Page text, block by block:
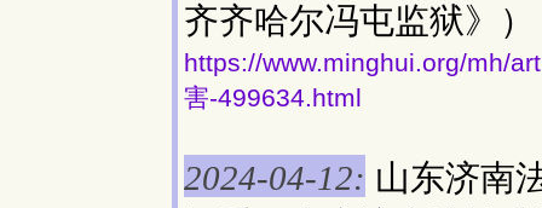
齐齐哈尔冯屯监狱》）
https://www.minghui.org/mh/
害-499634.html
2024-04-12: 山东济南